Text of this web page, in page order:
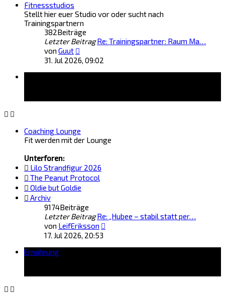
Fitnessstudios
Stellt hier euer Studio vor oder sucht nach
Trainingspartnern
382Beiträge
Letzter Beitrag Re: Trainingspartner: Raum Ma…
von Guut
Beitrag
31. Jul 2026, 09:02
Coaching Lounge
Fit werden mit der Lounge
Unterforen:
Lilo Strandfigur 2026
The Peanut Protocol
Oldie but Goldie
Archiv
9174Beiträge
Letzter Beitrag Re: „Hubee – stabil statt per…
von LeifEriksson
17. Jul 2026, 20:53
Ernährung